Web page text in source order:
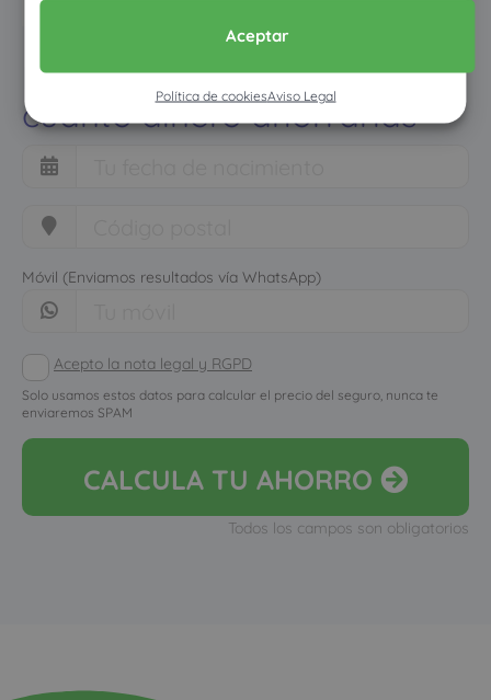
Aceptar
Política de cookiesAviso Legal
Pon tus datos y descubre
cuánto dinero ahorrarías
Móvil (Enviamos resultados vía WhatsApp)
Acepto la nota legal y RGPD
Solo usamos estos datos para calcular el precio del seguro, nunca te
enviaremos SPAM
CALCULA TU AHORRO
Todos los campos son obligatorios